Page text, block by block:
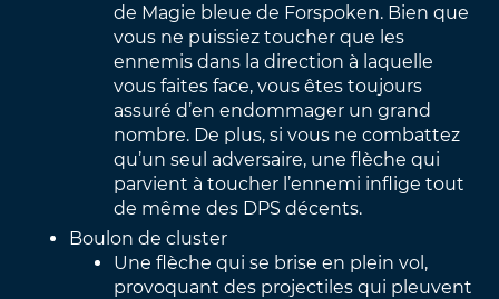
de Magie bleue de Forspoken. Bien que
vous ne puissiez toucher que les
ennemis dans la direction à laquelle
vous faites face, vous êtes toujours
assuré d’en endommager un grand
nombre. De plus, si vous ne combattez
qu’un seul adversaire, une flèche qui
parvient à toucher l’ennemi inflige tout
de même des DPS décents.
Boulon de cluster
Une flèche qui se brise en plein vol,
provoquant des projectiles qui pleuvent